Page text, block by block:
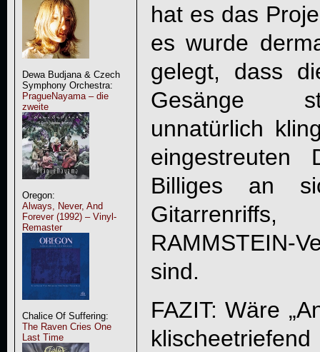
Dewa Budjana & Czech
Symphony Orchestra:
PragueNayama – die
zweite
Oregon:
Always, Never, And
Forever (1992) – Vinyl-
Remaster
Chalice Of Suffering:
The Raven Cries One
Last Time
hat es das
es wurde
gelegt, dass
Gesänge
unnatürlich
eingestreuten
Billiges an
RAMMSTEIN-
sind.
FAZIT: Wäre „